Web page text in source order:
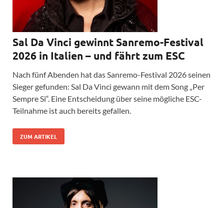
Sal Da Vinci gewinnt Sanremo-Festival
2026 in Italien – und fährt zum ESC
Nach fünf Abenden hat das Sanremo-Festival 2026 seinen
Sieger gefunden: Sal Da Vinci gewann mit dem Song „Per
Sempre Si“. Eine Entscheidung über seine mögliche ESC-
Teilnahme ist auch bereits gefallen.
ZUM ARTIKEL